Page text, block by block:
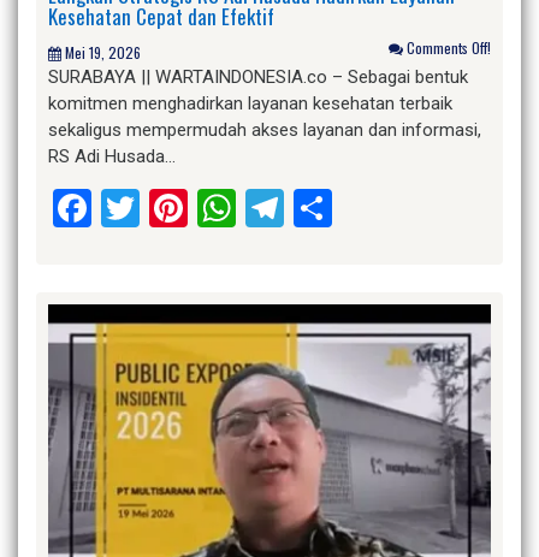
Kesehatan Cepat dan Efektif
Mei 19, 2026 Comments Off!
SURABAYA || WARTAINDONESIA.co – Sebagai bentuk
komitmen menghadirkan layanan kesehatan terbaik
sekaligus mempermudah akses layanan dan informasi,
RS Adi Husada…
Facebook
Twitter
Pinterest
WhatsApp
Telegram